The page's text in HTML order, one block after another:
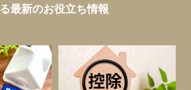
最新のお役立ち情報